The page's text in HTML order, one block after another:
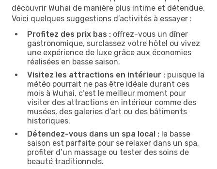
découvrir Wuhai de manière plus intime et détendue.
Voici quelques suggestions d’activités à essayer :
Profitez des prix bas : offrez-vous un dîner
gastronomique, surclassez votre hôtel ou vivez
une expérience de luxe grâce aux économies
réalisées en basse saison.
Visitez les attractions en intérieur : puisque la
météo pourrait ne pas être idéale durant ces
mois à Wuhai, c’est le meilleur moment pour
visiter des attractions en intérieur comme des
musées, des galeries d’art ou des bâtiments
historiques.
Détendez-vous dans un spa local : la basse
saison est parfaite pour se relaxer dans un spa,
profiter d’un massage ou tester des soins de
beauté traditionnels.